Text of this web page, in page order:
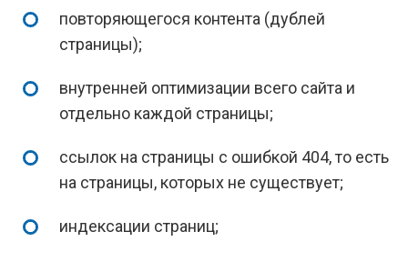
повторяющегося контента (дублей
страницы);
внутренней оптимизации всего сайта и
отдельно каждой страницы;
ссылок на страницы с ошибкой 404, то есть
на страницы, которых не существует;
индексации страниц;